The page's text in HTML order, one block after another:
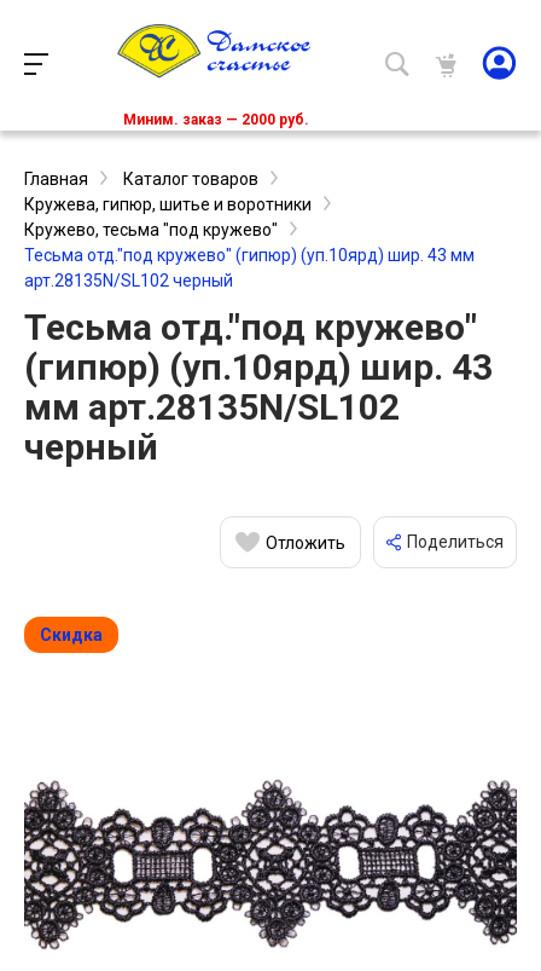
Миним. заказ — 2000 руб.
Главная
Каталог товаров
Кружева, гипюр, шитье и воротники
Кружево, тесьма "под кружево"
Тесьма отд."под кружево" (гипюр) (уп.10ярд) шир. 43 мм
арт.28135N/SL102 черный
Тесьма отд."под кружево"
(гипюр) (уп.10ярд) шир. 43
мм арт.28135N/SL102
черный
Отложить Поделиться
Скидка